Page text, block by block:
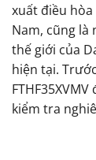
xuất điều
Nam, cũng là
thế giới của
hiện tại.
kiểm tra